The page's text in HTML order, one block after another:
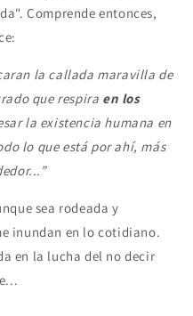
Comprende entonces,
la callada maravilla de
que respira en los
la existencia humana en
lo que está por ahí, más
sea rodeada y
inundan en lo cotidiano.
en la lucha del no decir